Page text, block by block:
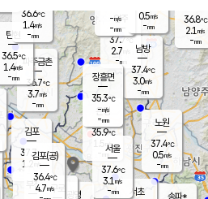
양주
37.7℃
2.7
-mm
파주금촌
36.7℃
3.7m/s
-mm
36.8℃
2.1 m/s
-mm
탄현
36.5℃
1.4m/s
-mm
김포
37.7℃
1.2 m/s
mm
광명
부천
구로
은평
35.9℃
1.5 m/s
- mm
노원
37.4℃
0.5m/s
-mm
송파*
서초
남방
37.4℃
3.0m/s
-mm
장흥면
35.3℃
-m/s
-mm
-m/s
-mm
김포(공)
36.4℃
4.7m/s
서울
37.6℃
3.1 m/s
-mm
36.6℃
1.4m/s
-mm
0.5m/s
-mm